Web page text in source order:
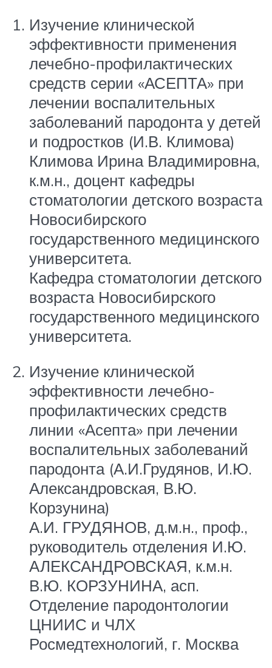
Изучение клинической
эффективности применения
лечебно-профилактических
средств серии «АСЕПТА» при
лечении воспалительных
заболеваний пародонта у детей
и подростков (И.В. Климова)
Климова Ирина Владимировна,
к.м.н., доцент кафедры
стоматологии детского возраста
Новосибирского
государственного медицинского
университета.
Кафедра стоматологии детского
возраста Новосибирского
государственного медицинского
университета.
Изучение клинической
эффективности лечебно-
профилактических средств
линии «Асепта» при лечении
воспалительных заболеваний
пародонта (А.И.Грудянов, И.Ю.
Александровская, В.Ю.
Корзунина)
А.И. ГРУДЯНОВ, д.м.н., проф.,
руководитель отделения И.Ю.
АЛЕКСАНДРОВСКАЯ, к.м.н.
В.Ю. КОРЗУНИНА, асп.
Отделение пародонтологии
ЦНИИС и ЧЛХ
Росмедтехнологий, г. Москва